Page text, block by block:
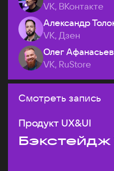
VK, ВКонтакте
Александр
VK, Дзен
Олег Афанасьев
VK, RuStore
Смотреть запись
Продукт UX&UI
Бэкстейдж